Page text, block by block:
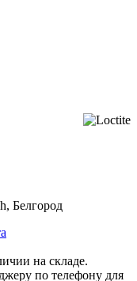
Белгород
на складе.
по телефону для